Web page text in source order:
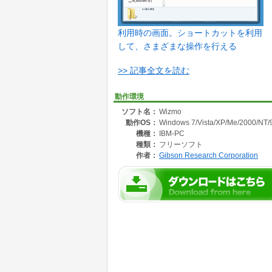
利用時の画面。ショートカットを利用
して、さまざまな操作を行える
>> 記事全文を読む
動作環境
ソフト名： Wizmo
動作OS： Windows 7/Vista/XP/Me/2000/NT/
機種： IBM-PC
種類： フリーソフト
作者： Gibson Research Corporation